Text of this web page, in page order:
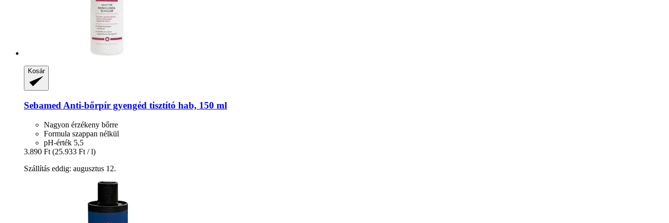
Kosár
Sebamed Anti-​bőrpír gyengéd tisztító hab, 150 ml
Nagyon érzékeny bőrre
Formula szappan nélkül
pH-érték 5,5
3.890 Ft (25.933 Ft / l)
Szállítás eddig: augusztus 12.